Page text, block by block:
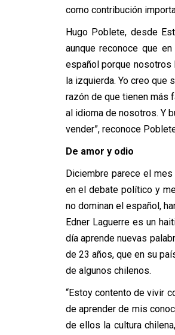
como contribución
Hugo Poblete, desde
aunque reconoce que
español porque
la izquierda. Yo creo que
razón de que tienen más
al idioma de nosotros. Y
vender”, reconoce
De amor y odio
Diciembre parece el
en el debate político y
no dominan el español,
Edner Laguerre es un
día aprende nuevas
de 23 años, que en su
de algunos chilenos.
“Estoy contento de vivir
de aprender de mis
de ellos la cultura